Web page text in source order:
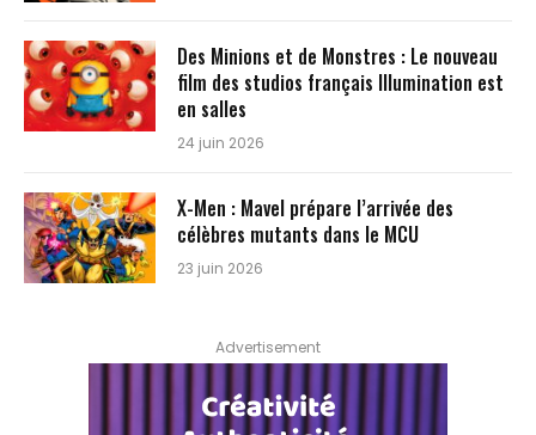
Des Minions et de Monstres : Le nouveau
film des studios français Illumination est
en salles
24 juin 2026
X-Men : Mavel prépare l’arrivée des
célèbres mutants dans le MCU
23 juin 2026
Advertisement